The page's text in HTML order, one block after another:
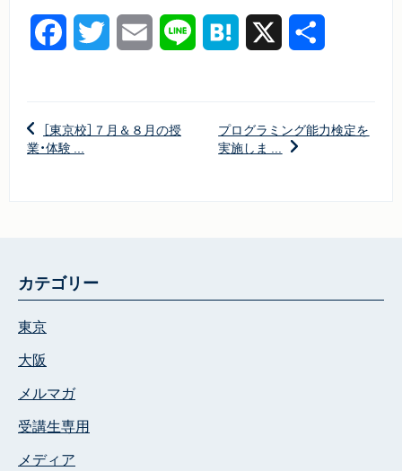
FacebookTwitter Email Line Hatena X
［東京校］７月＆８月の授
業・体験 ...
プログラミング能力検定を
実施しま ...
カテゴリー
東京
大阪
メルマガ
受講生専用
メディア